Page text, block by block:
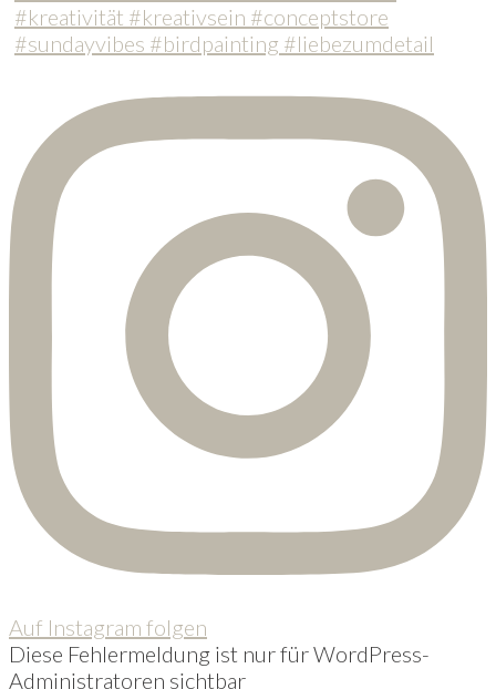
Auf Instagram folgen
Diese Fehlermeldung ist nur für WordPress-
Administratoren sichtbar